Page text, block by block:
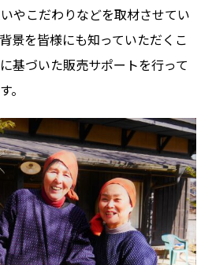
やこだわりなどを取材させてい
景を皆様にも知っていただくこ
基づいた販売サポートを行って
。